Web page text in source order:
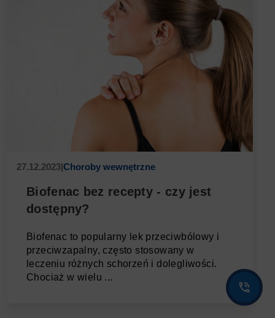
27.12.2023|Choroby wewnętrzne
Biofenac bez recepty - czy jest
dostępny?
Biofenac to popularny lek przeciwbólowy i
przeciwzapalny, często stosowany w
leczeniu różnych schorzeń i dolegliwości.
Chociaż w wielu ...